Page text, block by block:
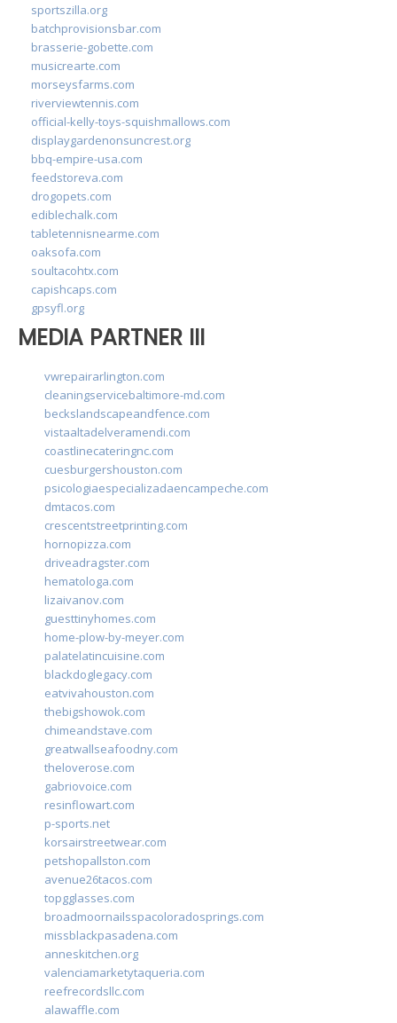
sportszilla.org
batchprovisionsbar.com
brasserie-gobette.com
musicrearte.com
morseysfarms.com
riverviewtennis.com
official-kelly-toys-squishmallows.com
displaygardenonsuncrest.org
bbq-empire-usa.com
feedstoreva.com
drogopets.com
ediblechalk.com
tabletennisnearme.com
oaksofa.com
soultacohtx.com
capishcaps.com
gpsyfl.org
MEDIA PARTNER III
vwrepairarlington.com
cleaningservicebaltimore-md.com
beckslandscapeandfence.com
vistaaltadelveramendi.com
coastlinecateringnc.com
cuesburgershouston.com
psicologiaespecializadaencampeche.com
dmtacos.com
crescentstreetprinting.com
hornopizza.com
driveadragster.com
hematologa.com
lizaivanov.com
guesttinyhomes.com
home-plow-by-meyer.com
palatelatincuisine.com
blackdoglegacy.com
eatvivahouston.com
thebigshowok.com
chimeandstave.com
greatwallseafoodny.com
theloverose.com
gabriovoice.com
resinflowart.com
p-sports.net
korsairstreetwear.com
petshopallston.com
avenue26tacos.com
topgglasses.com
broadmoornailsspacoloradosprings.com
missblackpasadena.com
anneskitchen.org
valenciamarketytaqueria.com
reefrecordsllc.com
alawaffle.com